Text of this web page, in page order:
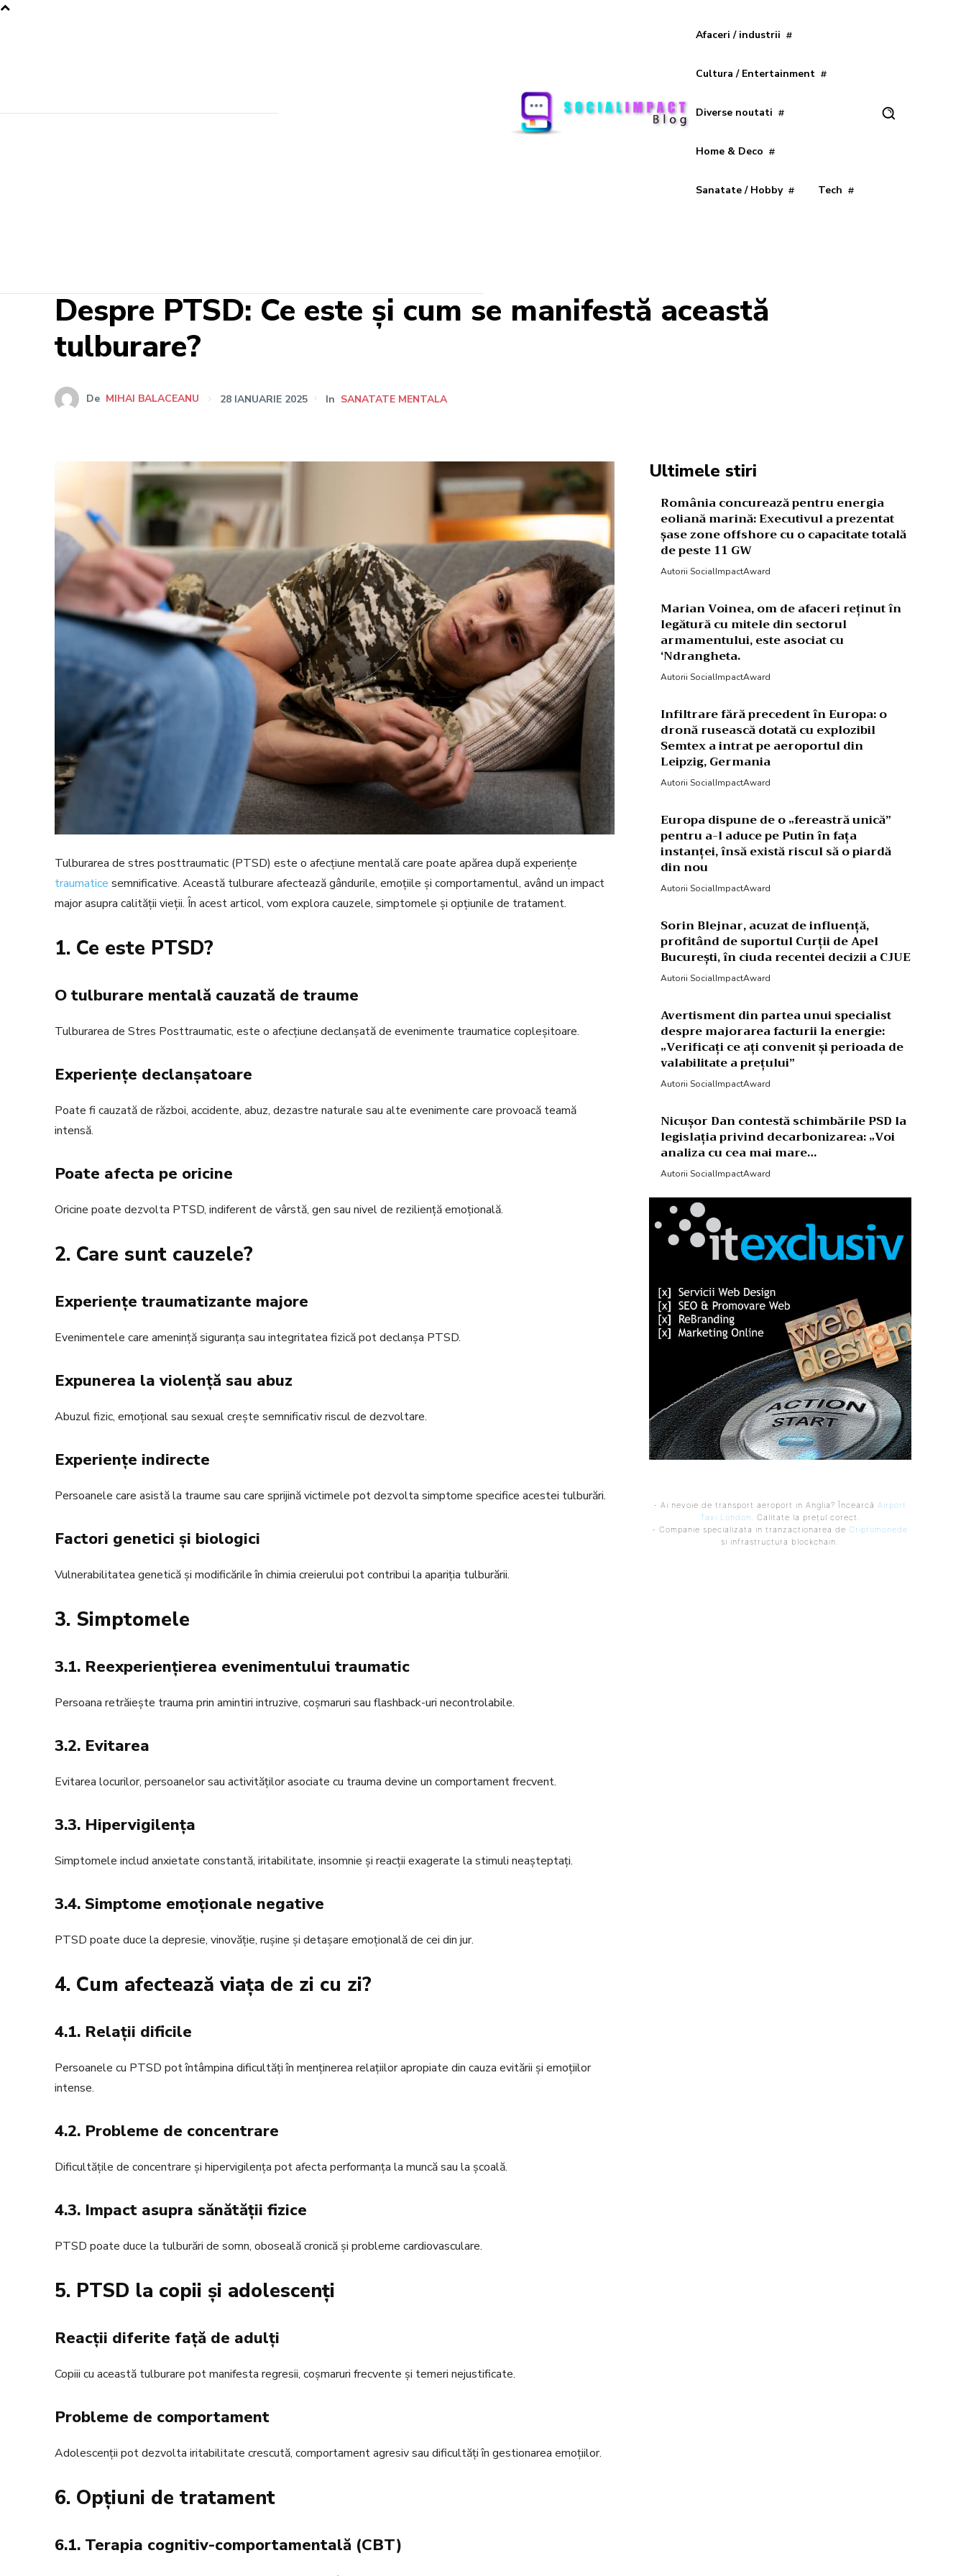
Afaceri / industrii
Cultura / Entertainment
Diverse noutati
Home & Deco
Sanatate / Hobby Tech
Despre PTSD: Ce este și cum se manifestă această
tulburare?
De MIHAI BALACEANU 28 IANUARIE 2025 In SANATATE MENTALA
Tulburarea de stres posttraumatic (PTSD) este o afecțiune mentală care poate apărea după experiențe
traumatice semnificative. Această tulburare afectează gândurile, emoțiile și comportamentul, având un impact
major asupra calității vieții. În acest articol, vom explora cauzele, simptomele și opțiunile de tratament.
1. Ce este PTSD?
O tulburare mentală cauzată de traume
Tulburarea de Stres Posttraumatic, este o afecțiune declanșată de evenimente traumatice copleșitoare.
Experiențe declanșatoare
Poate fi cauzată de război, accidente, abuz, dezastre naturale sau alte evenimente care provoacă teamă
intensă.
Poate afecta pe oricine
Oricine poate dezvolta PTSD, indiferent de vârstă, gen sau nivel de reziliență emoțională.
2. Care sunt cauzele?
Experiențe traumatizante majore
Evenimentele care amenință siguranța sau integritatea fizică pot declanșa PTSD.
Expunerea la violență sau abuz
Abuzul fizic, emoțional sau sexual crește semnificativ riscul de dezvoltare.
Experiențe indirecte
Persoanele care asistă la traume sau care sprijină victimele pot dezvolta simptome specifice acestei tulburări.
Factori genetici și biologici
Vulnerabilitatea genetică și modificările în chimia creierului pot contribui la apariția tulburării.
3. Simptomele
3.1. Reexperiențierea evenimentului traumatic
Persoana retrăiește trauma prin amintiri intruzive, coșmaruri sau flashback-uri necontrolabile.
3.2. Evitarea
Evitarea locurilor, persoanelor sau activităților asociate cu trauma devine un comportament frecvent.
3.3. Hipervigilența
Simptomele includ anxietate constantă, iritabilitate, insomnie și reacții exagerate la stimuli neașteptați.
3.4. Simptome emoționale negative
PTSD poate duce la depresie, vinovăție, rușine și detașare emoțională de cei din jur.
4. Cum afectează viața de zi cu zi?
4.1. Relații dificile
Persoanele cu PTSD pot întâmpina dificultăți în menținerea relațiilor apropiate din cauza evitării și emoțiilor
intense.
4.2. Probleme de concentrare
Dificultățile de concentrare și hipervigilența pot afecta performanța la muncă sau la școală.
4.3. Impact asupra sănătății fizice
PTSD poate duce la tulburări de somn, oboseală cronică și probleme cardiovasculare.
5. PTSD la copii și adolescenți
Reacții diferite față de adulți
Copiii cu această tulburare pot manifesta regresii, coșmaruri frecvente și temeri nejustificate.
Probleme de comportament
Adolescenții pot dezvolta iritabilitate crescută, comportament agresiv sau dificultăți în gestionarea emoțiilor.
6. Opțiuni de tratament
6.1. Terapia cognitiv-comportamentală (CBT)
Ultimele stiri
România concurează pentru energia
eoliană marină: Executivul a prezentat
șase zone offshore cu o capacitate totală
de peste 11 GW
Autorii SocialImpactAward
Marian Voinea, om de afaceri reținut în
legătură cu mitele din sectorul
armamentului, este asociat cu
‘Ndrangheta.
Autorii SocialImpactAward
Infiltrare fără precedent în Europa: o
dronă rusească dotată cu explozibil
Semtex a intrat pe aeroportul din
Leipzig, Germania
Autorii SocialImpactAward
Europa dispune de o „fereastră unică”
pentru a-l aduce pe Putin în fața
instanței, însă există riscul să o piardă
din nou
Autorii SocialImpactAward
Sorin Blejnar, acuzat de influență,
profitând de suportul Curții de Apel
București, în ciuda recentei decizii a CJUE
Autorii SocialImpactAward
Avertisment din partea unui specialist
despre majorarea facturii la energie:
„Verificați ce ați convenit și perioada de
valabilitate a prețului”
Autorii SocialImpactAward
Nicușor Dan contestă schimbările PSD la
legislația privind decarbonizarea: „Voi
analiza cu cea mai mare…
Autorii SocialImpactAward
- Ai nevoie de transport aeroport in Anglia? ÎncearcăAirport
Taxi London. Calitate la prețul corect.
- Companie specializata in tranzactionarea deCriptomonede
si infrastructura blockchain.